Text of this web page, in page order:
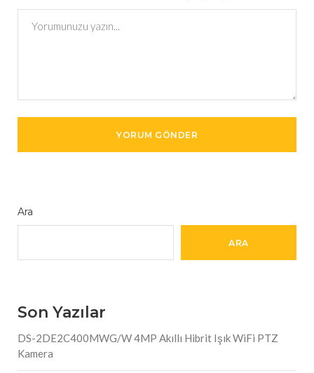
Ara
ARA
Son Yazılar
DS-2DE2C400MWG/W 4MP Akıllı Hibrit Işık WiFi PTZ
Kamera